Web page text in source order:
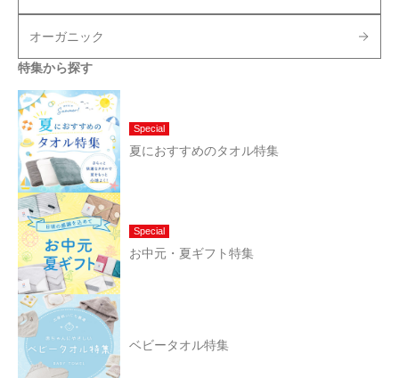
オーガニック
特集から探す
Special
夏におすすめのタオル特集
Special
お中元・夏ギフト特集
ベビータオル特集